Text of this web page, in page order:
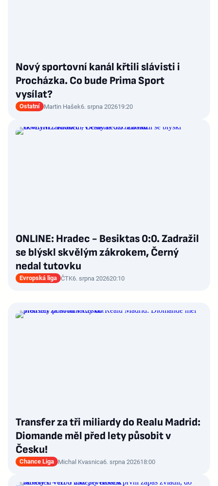
Nový sportovní kanál křtili slávisti i
Procházka. Co bude Prima Sport
vysílat?
Ostatní Martin Hašek6. srpna 202619:20
ONLINE: Hradec - Besiktas 0:0. Zadražil
se blýskl skvělým zákrokem, Černý
nedal tutovku
Evropská liga ČTK6. srpna 202620:10
Transfer za tři miliardy do Realu Madrid:
Diomande měl před lety působit v
Česku!
Chance Liga Michal Kvasnica6. srpna 202618:00